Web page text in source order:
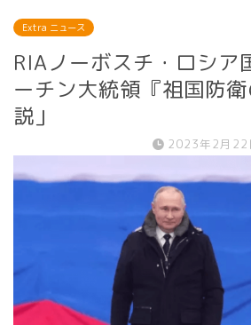
Extra ニュース
RIAノーボスチ・ロシア
ーチン大統領『祖国防
説」
2023年2月22